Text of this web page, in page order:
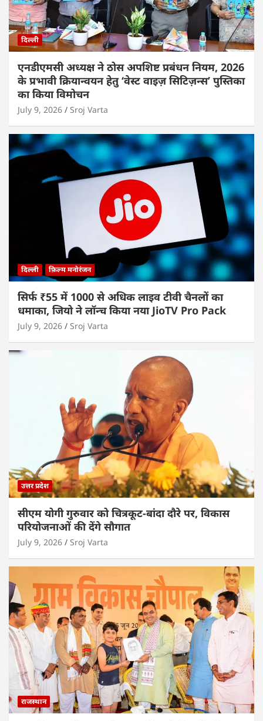
दिल्ली
एनडीएमसी अध्यक्ष ने ठोस अपशिष्ट प्रबंधन नियम, 2026
के प्रभावी क्रियान्वयन हेतु ‘वेस्ट वाइज़ सिटिज़न्स’ पुस्तिका
का किया विमोचन
July 9, 2026 Sroj Varta
दिल्ली फ़िल्म मनोरंजन
सिर्फ ₹55 में 1000 से अधिक लाइव टीवी चैनलों का
धमाका, जियो ने लॉन्च किया नया JioTV Pro Pack
July 9, 2026 Sroj Varta
उत्तर प्रदेश
सीएम योगी गुरुवार को चित्रकूट-बांदा दौरे पर, विकास
परियोजनाओं की देंगे सौगात
July 9, 2026 Sroj Varta
राजस्थान